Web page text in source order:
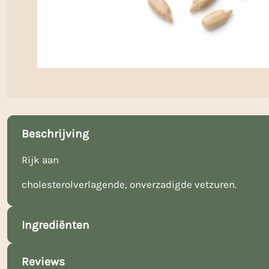
Beschrijving
Rijk aan
cholesterolverlagende, onverzadigde vetzuren.
Ingrediënten
Reviews